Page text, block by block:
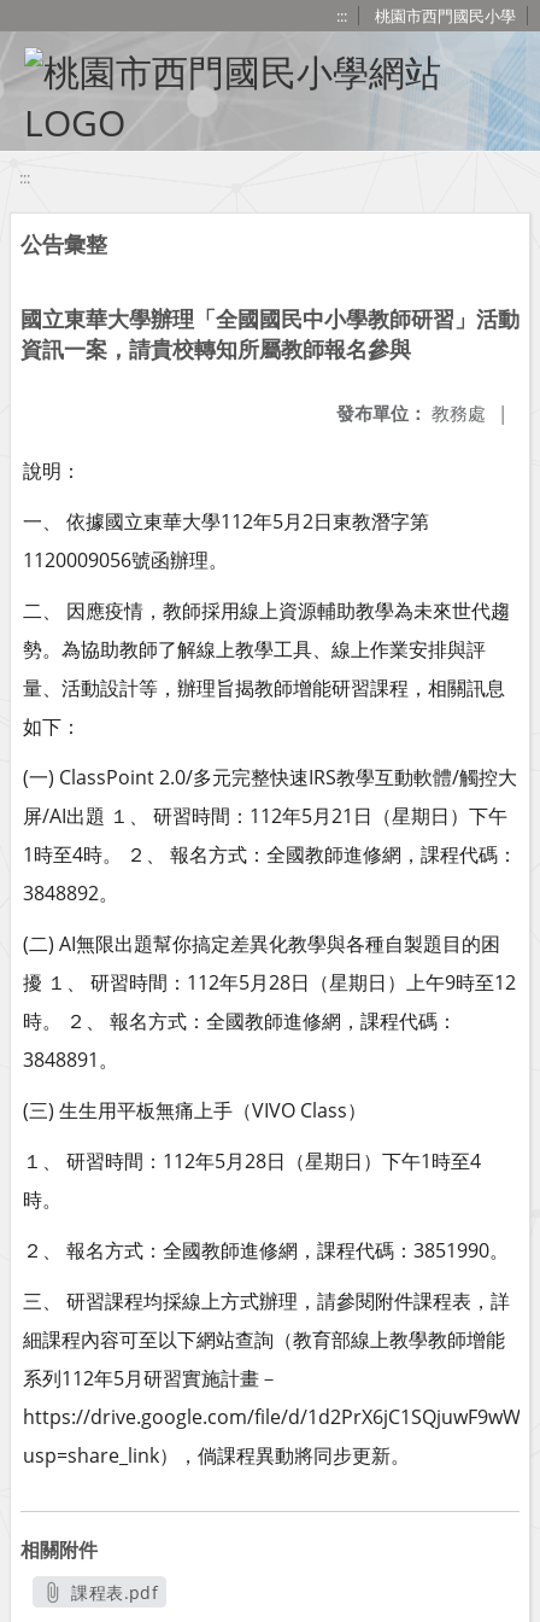
::: 桃園市西門國民小學
:::
公告彙整
國立東華大學辦理「全國國民中小學教師研習」活動
資訊一案，請貴校轉知所屬教師報名參與
發布單位： 教務處 |
說明：
一、 依據國立東華大學112年5月2日東教潛字第
1120009056號函辦理。
二、 因應疫情，教師採用線上資源輔助教學為未來世代趨
勢。為協助教師了解線上教學工具、線上作業安排與評
量、活動設計等，辦理旨揭教師增能研習課程，相關訊息
如下：
(一) ClassPoint 2.0/多元完整快速IRS教學互動軟體/觸控大
屏/AI出題 １、 研習時間：112年5月21日（星期日）下午
1時至4時。 ２、 報名方式：全國教師進修網，課程代碼：
3848892。
(二) AI無限出題幫你搞定差異化教學與各種自製題目的困
擾 １、 研習時間：112年5月28日（星期日）上午9時至12
時。 ２、 報名方式：全國教師進修網，課程代碼：
3848891。
(三) 生生用平板無痛上手（VIVO Class）
１、 研習時間：112年5月28日（星期日）下午1時至4
時。
２、 報名方式：全國教師進修網，課程代碼：3851990。
三、 研習課程均採線上方式辦理，請參閱附件課程表，詳
細課程內容可至以下網站查詢（教育部線上教學教師增能
系列112年5月研習實施計畫－
https://drive.google.com/file/d/
usp=share_link），倘課程異動將同步更新。
相關附件
課程表.pdf